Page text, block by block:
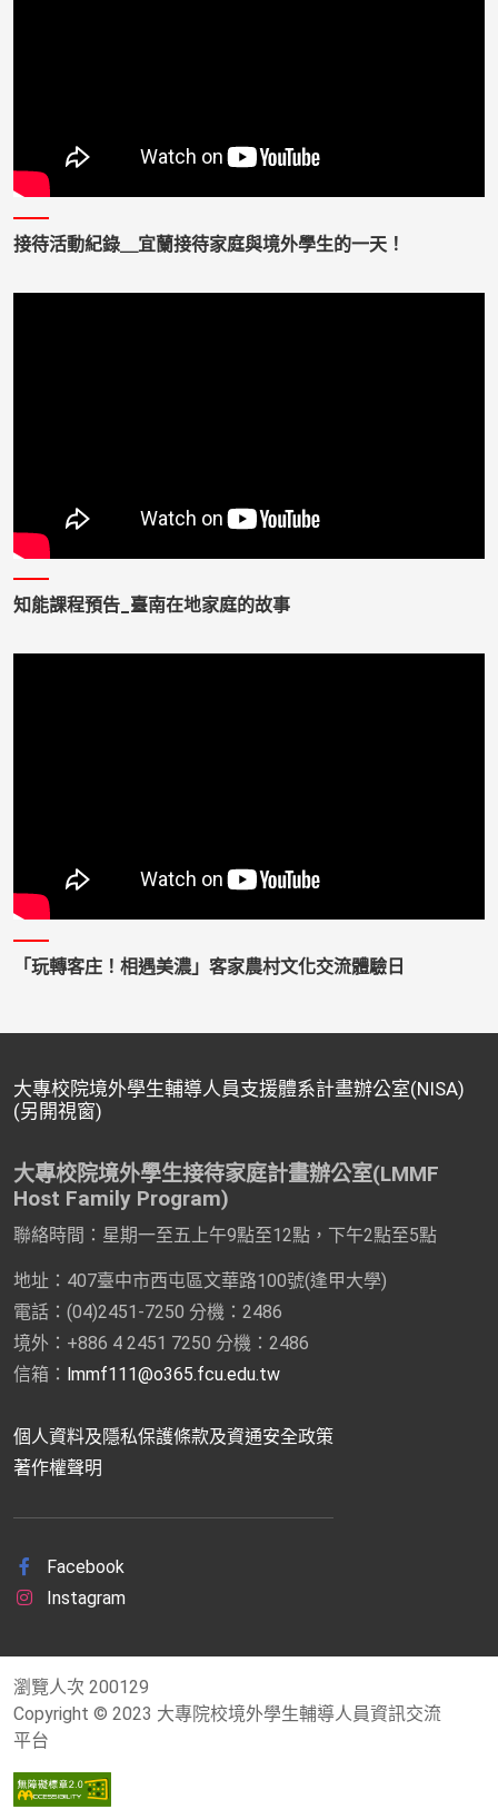
接待活動紀錄＿宜蘭接待家庭與境外學生的一天！
知能課程預告_臺南在地家庭的故事
「玩轉客庄！相遇美濃」客家農村文化交流體驗日
大專校院境外學生輔導人員支援體系計畫辦公室(NISA)
(另開視窗)
大專校院境外學生接待家庭計畫辦公室(LMMF
Host Family Program)
聯絡時間：星期一至五上午9點至12點，下午2點至5點
地址：407臺中市西屯區文華路100號(逢甲大學)
電話：(04)2451-7250 分機：2486
境外：+886 4 2451 7250 分機：2486
信箱： lmmf111@o365.fcu.edu.tw
個人資料及隱私保護條款及資通安全政策
著作權聲明
Facebook
Instagram
瀏覽人次 200129
Copyright © 2023 大專院校境外學生輔導人員資訊交流
平台